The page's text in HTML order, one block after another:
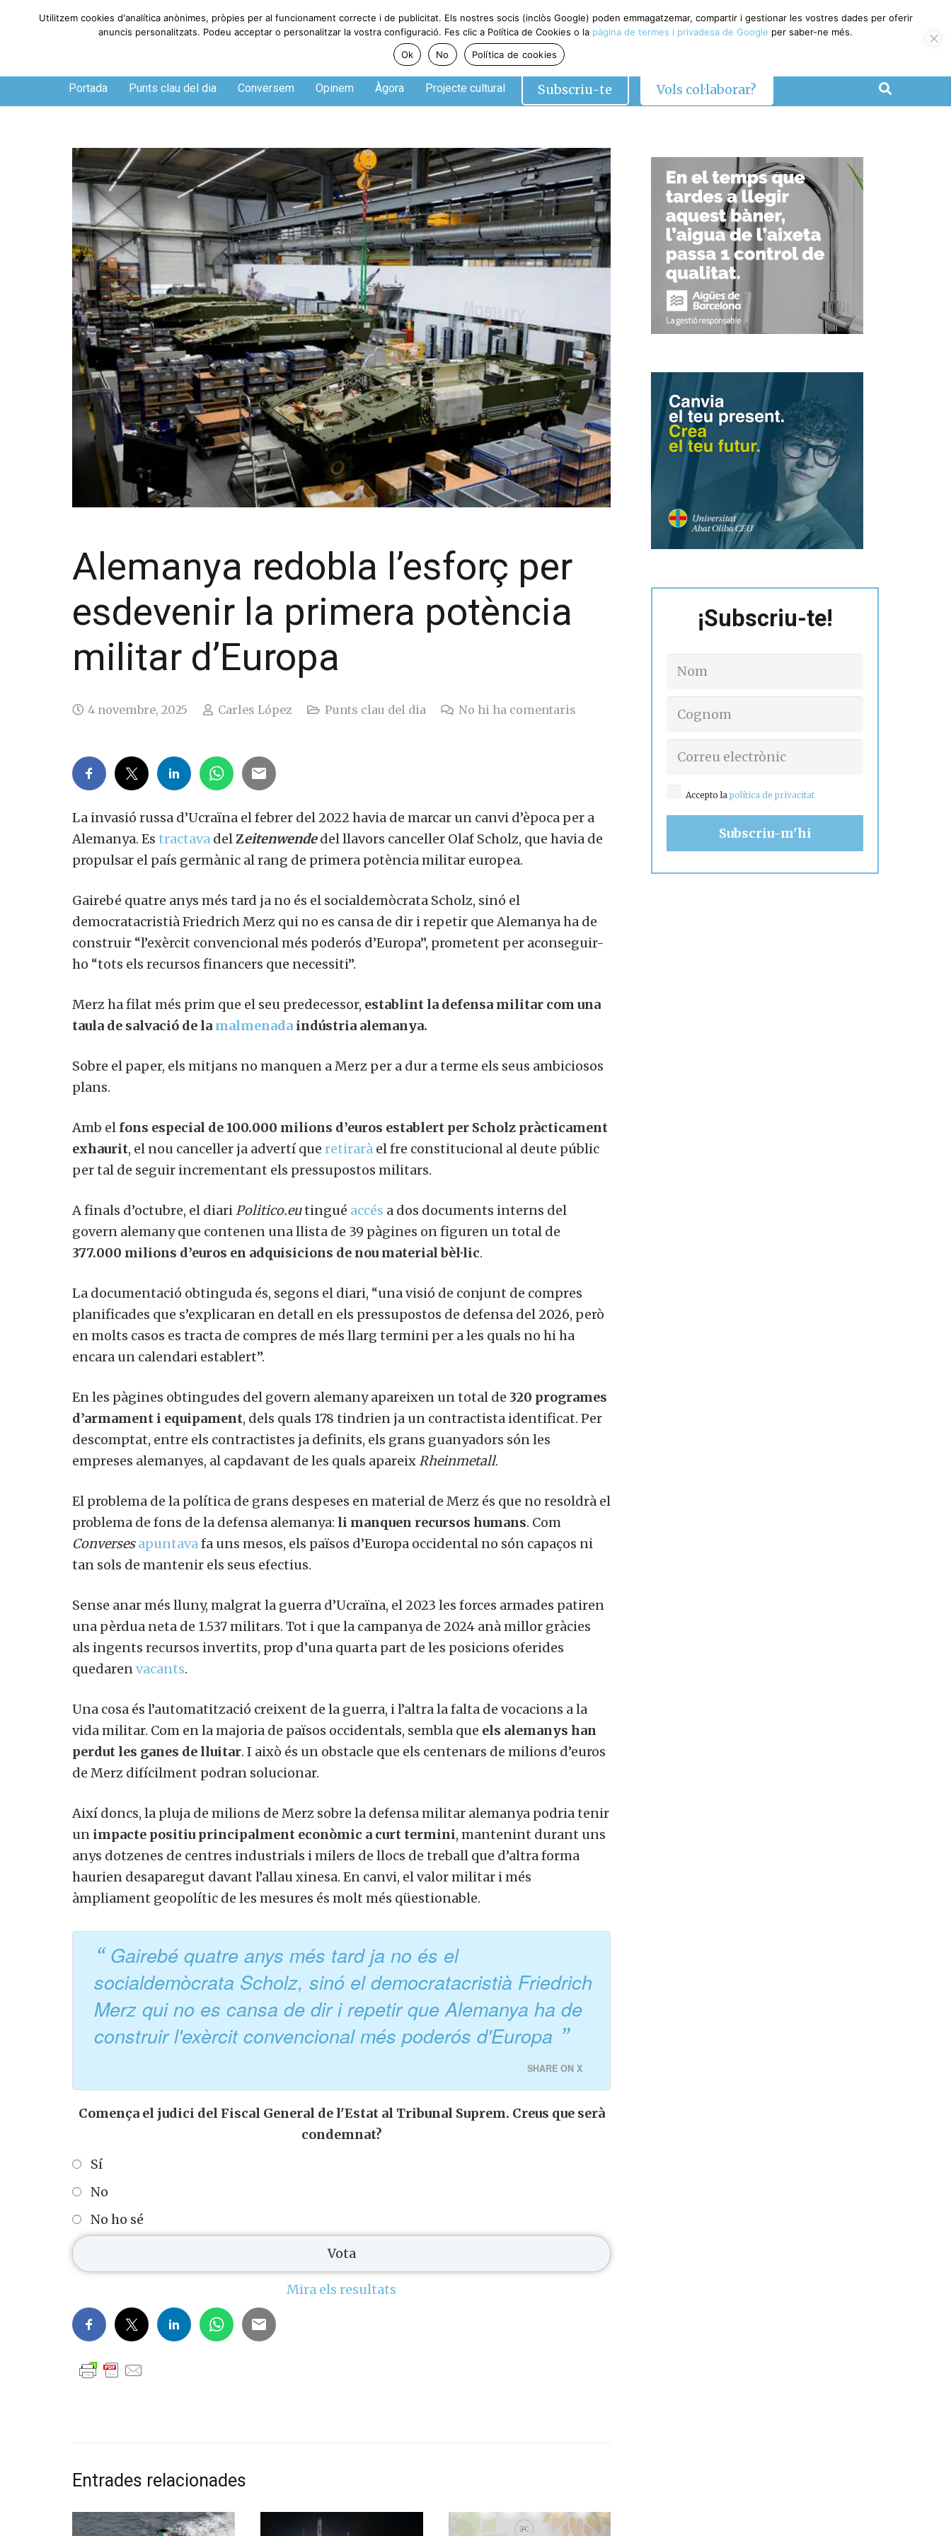
Dijous, 6 de agosto de 2026
Portada Punts clau del dia Conversem Opinem Àgora Projecte cultural Subscriu-te Vols col·laborar?
Alemanya redobla l’esforç per
esdevenir la primera potència
militar d’Europa
4 novembre, 2025 Carles López Punts clau del dia No hi ha comentaris
La invasió russa d’Ucraïna el febrer del 2022 havia de marcar un canvi d’època per a
Alemanya. Es tractava del Zeitenwendedel llavors canceller Olaf Scholz, que havia de
propulsar el país germànic al rang de primera potència militar europea.
Gairebé quatre anys més tard ja no és el socialdemòcrata Scholz, sinó el
democratacristià Friedrich Merz qui no es cansa de dir i repetir que Alemanya ha de
construir “l’exèrcit convencional més poderós d’Europa”, prometent per aconseguir-
ho “tots els recursos financers que necessiti”.
Merz ha filat més prim que el seu predecessor, establint la defensa militar com una
taula de salvació de la malmenada indústria alemanya.
Sobre el paper, els mitjans no manquen a Merz per a dur a terme els seus ambiciosos
plans.
Amb el fons especial de 100.000 milions d’euros establert per Scholz pràcticament
exhaurit, el nou canceller ja advertí que retirarà el fre constitucional al deute públic
per tal de seguir incrementant els pressupostos militars.
A finals d’octubre, el diari Politico.eutingué accés a dos documents interns del
govern alemany que contenen una llista de 39 pàgines on figuren un total de
377.000 milions d’euros en adquisicions de nou material bèl·lic.
La documentació obtinguda és, segons el diari, “una visió de conjunt de compres
planificades que s’explicaran en detall en els pressupostos de defensa del 2026, però
en molts casos es tracta de compres de més llarg termini per a les quals no hi ha
encara un calendari establert”.
En les pàgines obtingudes del govern alemany apareixen un total de 320 programes
d’armament i equipament, dels quals 178 tindrien ja un contractista identificat. Per
descomptat, entre els contractistes ja definits, els grans guanyadors són les
empreses alemanyes, al capdavant de les quals apareix Rheinmetall.
El problema de la política de grans despeses en material de Merz és que no resoldrà el
problema de fons de la defensa alemanya: li manquen recursos humans. Com
Converses apuntava fa uns mesos, els països d’Europa occidental no són capaços ni
tan sols de mantenir els seus efectius.
Sense anar més lluny, malgrat la guerra d’Ucraïna, el 2023 les forces armades patiren
una pèrdua neta de 1.537 militars. Tot i que la campanya de 2024 anà millor gràcies
als ingents recursos invertits, prop d’una quarta part de les posicions oferides
quedaren vacants.
Una cosa és l’automatització creixent de la guerra, i l’altra la falta de vocacions a la
vida militar. Com en la majoria de països occidentals, sembla que els alemanys han
perdut les ganes de lluitar. I això és un obstacle que els centenars de milions d’euros
de Merz difícilment podran solucionar.
Així doncs, la pluja de milions de Merz sobre la defensa militar alemanya podria tenir
un impacte positiu principalment econòmic a curt termini, mantenint durant uns
anys dotzenes de centres industrials i milers de llocs de treball que d’altra forma
haurien desaparegut davant l’allau xinesa. En canvi, el valor militar i més
àmpliament geopolític de les mesures és molt més qüestionable.
Gairebé quatre anys més tard ja no és el
socialdemòcrata Scholz, sinó el democratacristià Friedrich
Merz qui no es cansa de dir i repetir que Alemanya ha de
construir l'exèrcit convencional més poderós d'Europa
SHARE ON X
Comença el judici del Fiscal General de l'Estat al Tribunal Suprem. Creus que serà
condemnat?
Sí
No
No ho sé
Mira els resultats
Entrades relacionades
¡Subscriu-te!
Accepto lapolítica de privacitat
Utilitzem cookies d'analítica anònimes, pròpies per al funcionament correcte i de publicitat. Els nostres socis (inclòs Google) poden emmagatzemar, compartir i gestionar les vostres dades per oferir
anuncis personalitzats. Podeu acceptar o personalitzar la vostra configuració. Fes clic a Política de Cookies o la pàgina de termes i privadesa de Google per saber-ne més.
Ok
No Política de cookies